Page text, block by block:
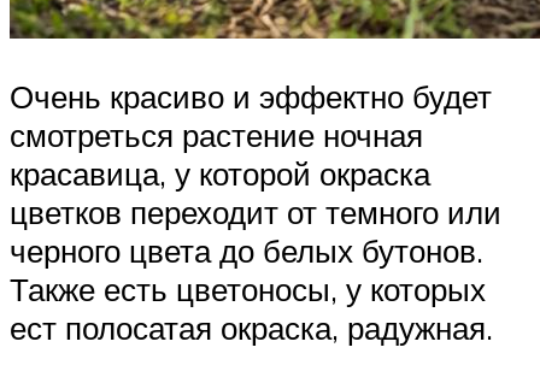
Очень красиво и эффектно будет
смотреться растение ночная
красавица, у которой окраска
цветков переходит от темного или
черного цвета до белых бутонов.
Также есть цветоносы, у которых
ест полосатая окраска, радужная.